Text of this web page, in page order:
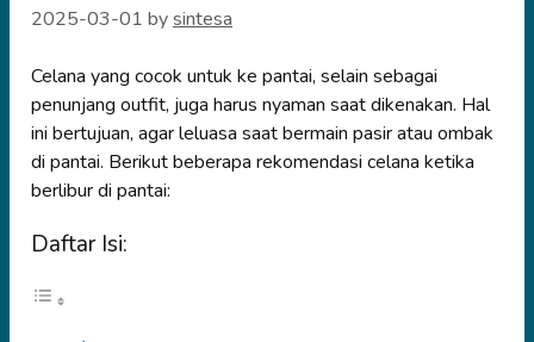
2025-03-01 bysintesa
Celana yang cocok untuk ke pantai, selain sebagai
penunjang outfit, juga harus nyaman saat dikenakan. Hal
ini bertujuan, agar leluasa saat bermain pasir atau ombak
di pantai. Berikut beberapa rekomendasi celana ketika
berlibur di pantai:
Daftar Isi: